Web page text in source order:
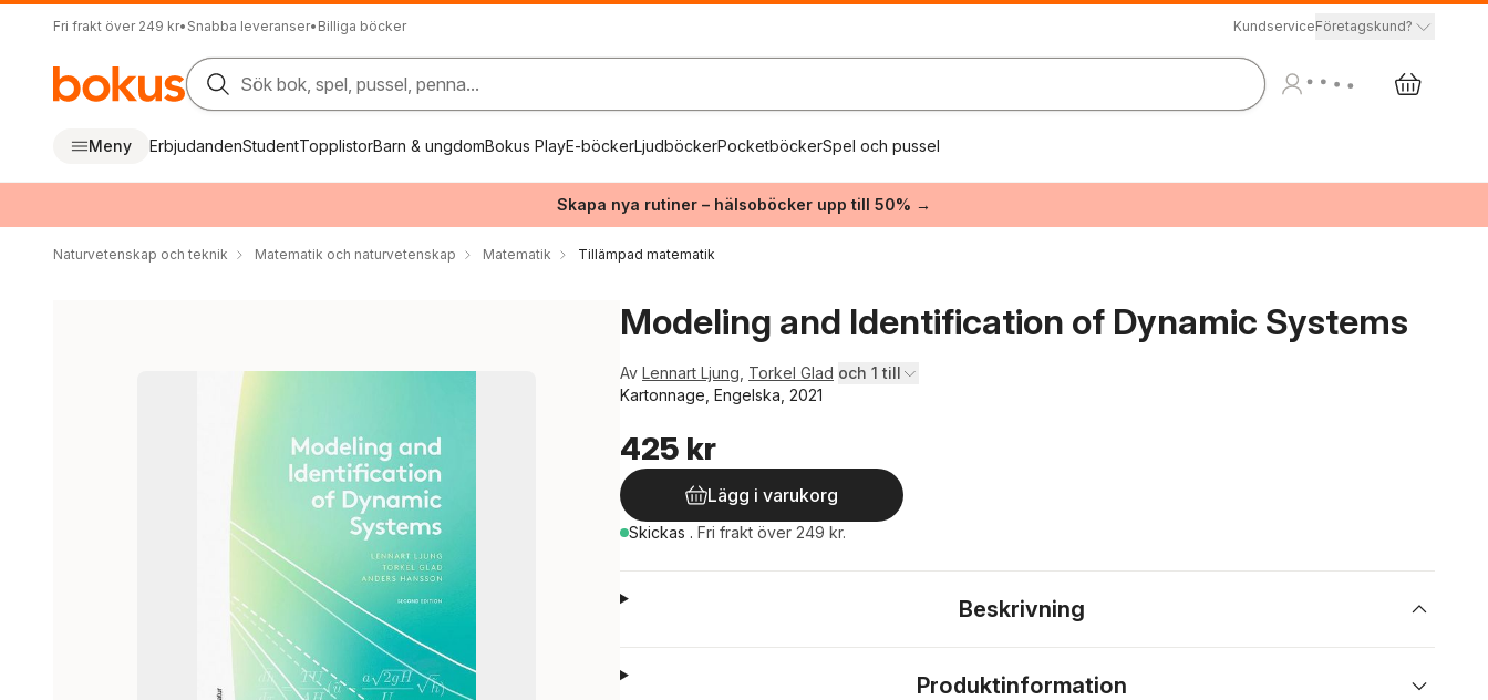
Fri frakt över 249 kr• Snabba leveranser• Billiga böcker KundserviceFöretagskund?
Sök bok, spel, pussel, penna...
Meny ErbjudandenStudentTopplistorBarn & ungdomBokus PlayE-böckerLjudböckerPocketböckerSpel och pussel
Skapa nya rutiner – hälsoböcker upp till 50% →
Naturvetenskap och teknik Matematik och naturvetenskap Matematik Tillämpad matematik
Modeling and Identification of Dynamic Systems
Av Lennart Ljung Torkel Glad och 1 till
Kartonnage, Engelska, 2021
425 kr
Lägg i varukorg
Skickas . Fri frakt över 249 kr.
Beskrivning
Produktinformation